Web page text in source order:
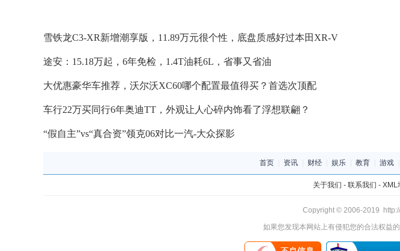
雪铁龙C3-XR新增潮享版，11.89万元很个性，底盘质感好过本田XR-V
途安：15.18万起，6年免检，1.4T油耗6L，省事又省油
大优惠豪华车推荐，沃尔沃XC60哪个配置最值得买？首选次顶配
车行22万买同行6年奥迪TT，外观让人心碎内饰看了浮想联翩？
“假自主”vs“真合资”领克06对比一汽-大众探影
首页 资讯 财经 娱乐 教育 游戏
关于我们 - 联系我们 - XML
Copyright © 2006-2019
如果您发现本网站上有侵犯您的合法权益